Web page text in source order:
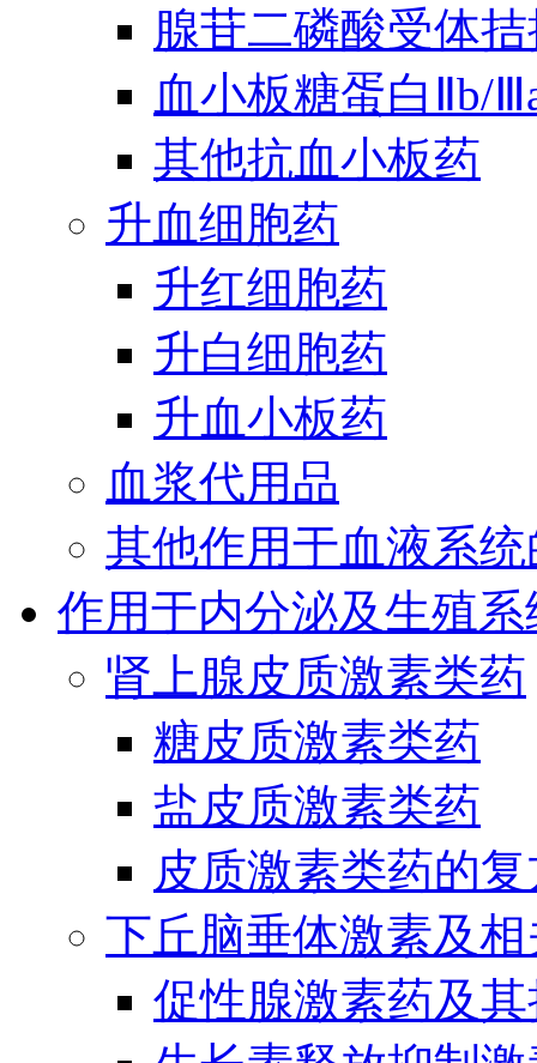
腺苷二磷酸受体
血小板糖蛋白Ⅱb/
其他抗血小板药
升血细胞药
升红细胞药
升白细胞药
升血小板药
血浆代用品
其他作用于血液系
作用于内分泌及生殖
肾上腺皮质激素类药
糖皮质激素类药
盐皮质激素类药
皮质激素类药的
下丘脑垂体激素及
促性腺激素药及